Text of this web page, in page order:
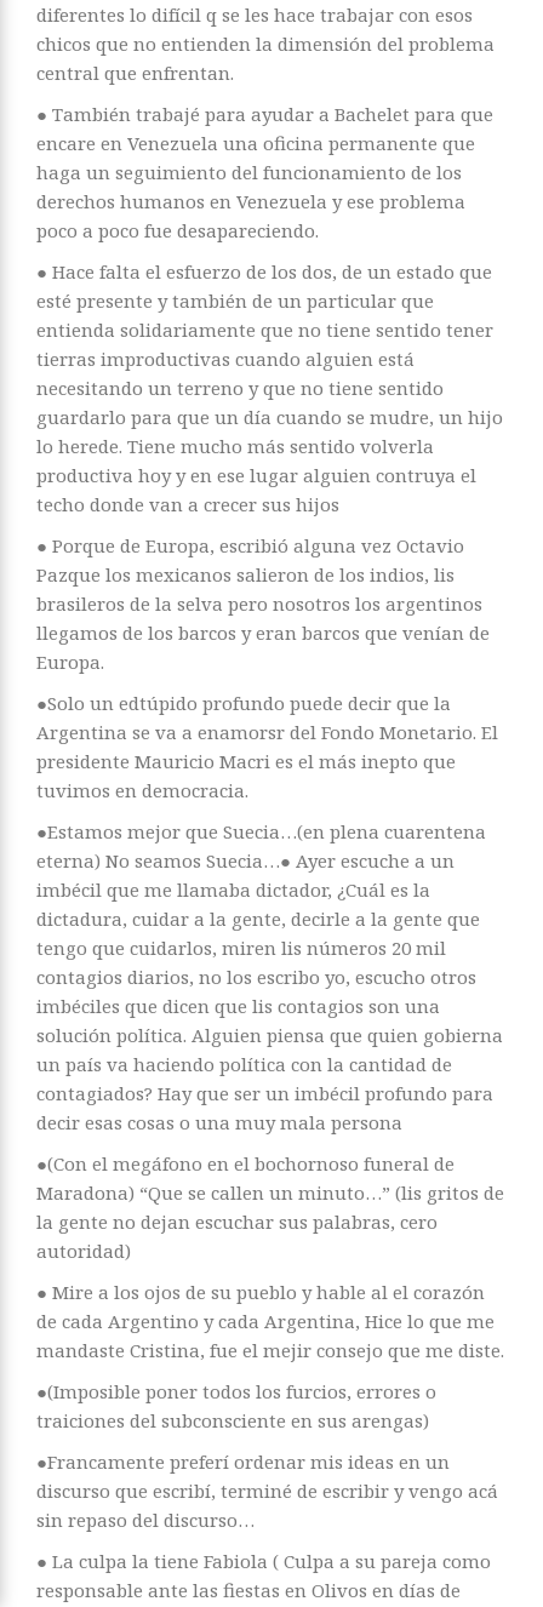
diferentes lo difícil q se les hace trabajar con esos
chicos que no entienden la dimensión del problema
central que enfrentan.
● También trabajé para ayudar a Bachelet para que
encare en Venezuela una oficina permanente que
haga un seguimiento del funcionamiento de los
derechos humanos en Venezuela y ese problema
poco a poco fue desapareciendo.
● Hace falta el esfuerzo de los dos, de un estado que
esté presente y también de un particular que
entienda solidariamente que no tiene sentido tener
tierras improductivas cuando alguien está
necesitando un terreno y que no tiene sentido
guardarlo para que un día cuando se mudre, un hijo
lo herede. Tiene mucho más sentido volverla
productiva hoy y en ese lugar alguien contruya el
techo donde van a crecer sus hijos
● Porque de Europa, escribió alguna vez Octavio
Pazque los mexicanos salieron de los indios, lis
brasileros de la selva pero nosotros los argentinos
llegamos de los barcos y eran barcos que venían de
Europa.
●Solo un edtúpido profundo puede decir que la
Argentina se va a enamorsr del Fondo Monetario. El
presidente Mauricio Macri es el más inepto que
tuvimos en democracia.
●Estamos mejor que Suecia…(en plena cuarentena
eterna) No seamos Suecia…● Ayer escuche a un
imbécil que me llamaba dictador, ¿Cuál es la
dictadura, cuidar a la gente, decirle a la gente que
tengo que cuidarlos, miren lis números 20 mil
contagios diarios, no los escribo yo, escucho otros
imbéciles que dicen que lis contagios son una
solución política. Alguien piensa que quien gobierna
un país va haciendo política con la cantidad de
contagiados? Hay que ser un imbécil profundo para
decir esas cosas o una muy mala persona
●(Con el megáfono en el bochornoso funeral de
Maradona) “Que se callen un minuto…” (lis gritos de
la gente no dejan escuchar sus palabras, cero
autoridad)
● Mire a los ojos de su pueblo y hable al el corazón
de cada Argentino y cada Argentina, Hice lo que me
mandaste Cristina, fue el mejir consejo que me diste.
●(Imposible poner todos los furcios, errores o
traiciones del subconsciente en sus arengas)
●Francamente preferí ordenar mis ideas en un
discurso que escribí, terminé de escribir y vengo acá
sin repaso del discurso…
● La culpa la tiene Fabiola ( Culpa a su pareja como
responsable ante las fiestas en Olivos en días de